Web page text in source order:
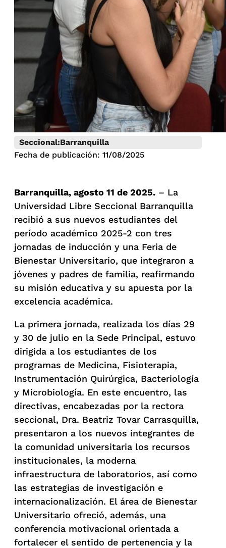
Seccional:Barranquilla
Fecha de publicación: 11/08/2025
Barranquilla, agosto 11 de 2025. – La
Universidad Libre Seccional Barranquilla
recibió a sus nuevos estudiantes del
período académico 2025-2 con tres
jornadas de inducción y una Feria de
Bienestar Universitario, que integraron a
jóvenes y padres de familia, reafirmando
su misión educativa y su apuesta por la
excelencia académica.
La primera jornada, realizada los días 29
y 30 de julio en la Sede Principal, estuvo
dirigida a los estudiantes de los
programas de Medicina, Fisioterapia,
Instrumentación Quirúrgica, Bacteriología
y Microbiología. En este encuentro, las
directivas, encabezadas por la rectora
seccional, Dra. Beatriz Tovar Carrasquilla,
presentaron a los nuevos integrantes de
la comunidad universitaria los recursos
institucionales, la moderna
infraestructura de laboratorios, así como
las estrategias de investigación e
internacionalización. El área de Bienestar
Universitario ofreció, además, una
conferencia motivacional orientada a
fortalecer el sentido de pertenencia y la